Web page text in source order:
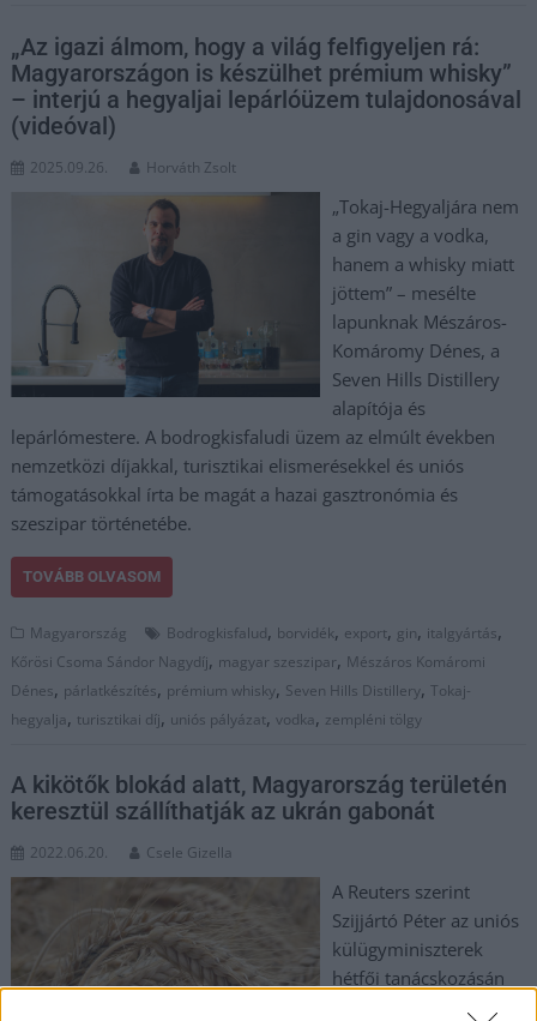
„Az igazi álmom, hogy a világ felfigyeljen rá:
Magyarországon is készülhet prémium whisky”
– interjú a hegyaljai lepárlóüzem tulajdonosával
(videóval)
2025.09.26. Horváth Zsolt
„Tokaj-Hegyaljára nem
a gin vagy a vodka,
hanem a whisky miatt
jöttem” – mesélte
lapunknak Mészáros-
Komáromy Dénes, a
Seven Hills Distillery
alapítója és
lepárlómestere. A bodrogkisfaludi üzem az elmúlt években
nemzetközi díjakkal, turisztikai elismerésekkel és uniós
támogatásokkal írta be magát a hazai gasztronómia és
szeszipar történetébe.
TOVÁBB OLVASOM
Magyarország Bodrogkisfalud, borvidék, export, gin, italgyártás,
Kőrösi Csoma Sándor Nagydíj, magyar szeszipar, Mészáros Komáromi
Dénes, párlatkészítés, prémium whisky, Seven Hills Distillery,Tokaj-
hegyalja, turisztikai díj, uniós pályázat,vodka, zempléni tölgy
A kikötők blokád alatt, Magyarország területén
keresztül szállíthatják az ukrán gabonát
2022.06.20. Csele Gizella
A Reuters szerint
Szijjártó Péter az uniós
külügyminiszterek
hétfői tanácskozásán
lehetséges útvonalként